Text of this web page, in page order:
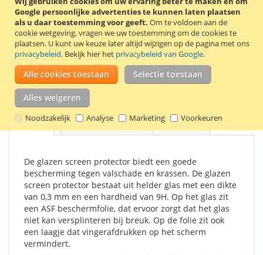
Google persoonlijke advertenties te kunnen laten plaatsen
als u daar toestemming voor geeft. Om te voldoen aan de
cookie wetgeving, vragen we uw toestemming om de cookies te
plaatsen. U kunt uw keuze later altijd wijzigen op de pagina met ons
privacybeleid. Bekijk hier het privacybeleid van Google.
Alle cookies toestaan Selectie toestaan
Alles weigeren
Noodzakelijk Analyse Marketing Voorkeuren
VOEG TOE AAN VERLANGLIJST
TOEVOEGEN OM TE VERGELIJKEN
Glazen screen protector voor de Apple iPad 10.2 inch (2019).
De screen protector wordt geleverd met 2
schoonmaakdoekjes, waarmee het scherm eerst
schoongemaakt kan worden.
Details Productkenmerken Reviews
De glazen screen protector biedt een goede
bescherming tegen valschade en krassen. De glazen
screen protector bestaat uit helder glas met een dikte
van 0,3 mm en een hardheid van 9H. Op het glas zit
een ASF beschermfolie, dat ervoor zorgt dat het glas
niet kan versplinteren bij breuk. Op de folie zit ook
een laagje dat vingerafdrukken op het scherm
vermindert.